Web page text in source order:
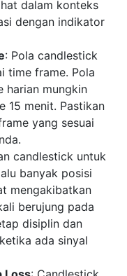
dalam konteks
dengan indikator
: Pola candlestick
time frame. Pola
harian mungkin
15 menit. Pastikan
yang sesuai
candlestick untuk
banyak posisi
mengakibatkan
berujung pada
disiplin dan
ada sinyal